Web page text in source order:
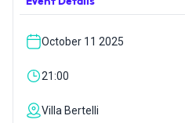
THINGS TO DO
INSPIRATIONS
October 11 2025
21:00
Villa Bertelli